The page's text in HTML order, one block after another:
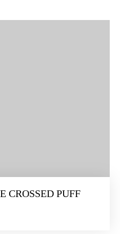
CROSSED PUFF